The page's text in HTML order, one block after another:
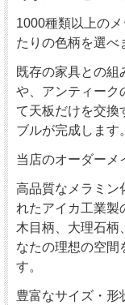
1000種類以上の
たりの色柄を選べ
既存の家具との組
や、アンティーク
て天板だけを交換
ブルが完成します。
当店のオーダーメ
高品質なメラミン
れたアイカ工業製
木目柄、大理石柄
なたの理想の空間
す。
豊富なサイズ・形